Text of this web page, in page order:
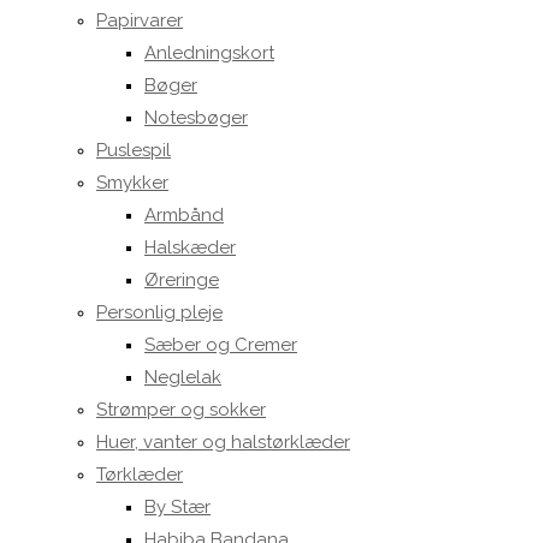
Papirvarer
Anledningskort
Bøger
Notesbøger
Puslespil
Smykker
Armbånd
Halskæder
Øreringe
Personlig pleje
Sæber og Cremer
Neglelak
Strømper og sokker
Huer, vanter og halstørklæder
Tørklæder
By Stær